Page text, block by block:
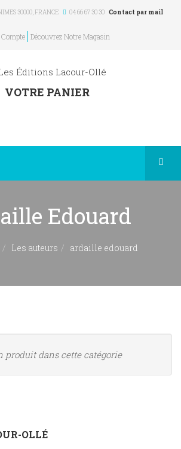
30000,FRANCE 04 66 67 30 30 Contact par mail
Découvrez Notre Magasin
VOTRE PANIER
Edouard
Les auteurs ardaille edouard
produit dans cette catégorie
OLLÉ